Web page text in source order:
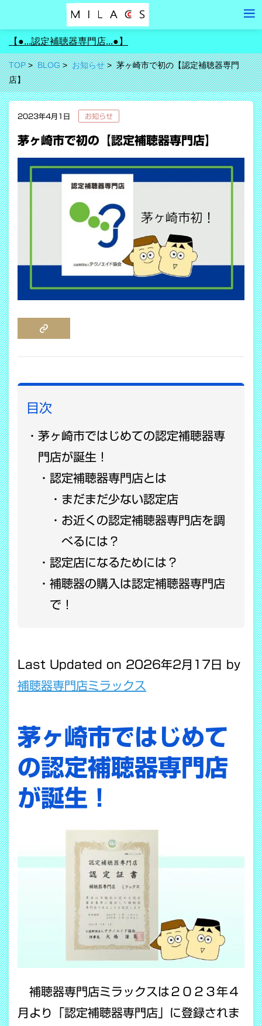
【●...認定補聴器専門店...●】
TOP BLOG お知らせ
茅ヶ崎市で初の【認定補聴器専門
店】
2023年4月1日 お知らせ
茅ヶ崎市で初の【認定補聴器専門店】
目次
茅ヶ崎市ではじめての認定補聴器専
門店が誕生！
認定補聴器専門店とは
まだまだ少ない認定店
お近くの認定補聴器専門店を調
べるには？
認定店になるためには？
補聴器の購入は認定補聴器専門店
で！
Last Updated on 2026年2月17日 by
補聴器専門店ミラックス
茅ヶ崎市ではじめて
の認定補聴器専門店
が誕生！
補聴器専門店ミラックスは２０２３年４
月より「認定補聴器専門店」に登録されま